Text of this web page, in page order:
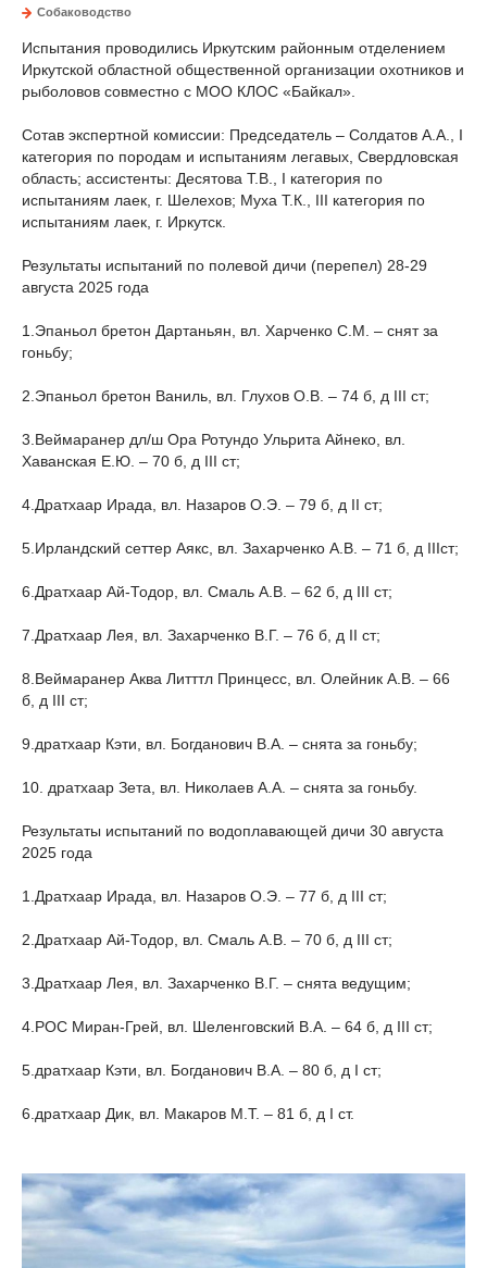
Собаководство
Испытания проводились Иркутским районным отделением
Иркутской областной общественной организации охотников и
рыболовов совместно с МОО КЛОС «Байкал».
Сотав экспертной комиссии: Председатель – Солдатов А.А., I
категория по породам и испытаниям легавых, Свердловская
область; ассистенты: Десятова Т.В., I категория по
испытаниям лаек, г. Шелехов; Муха Т.К., III категория по
испытаниям лаек, г. Иркутск.
Результаты испытаний по полевой дичи (перепел) 28-29
августа 2025 года
1. Эпаньол бретон Дартаньян, вл. Харченко С.М. – снят за
гоньбу;
2. Эпаньол бретон Ваниль, вл. Глухов О.В. – 74 б, д III cт;
3. Веймаранер дл/ш Ора Ротундо Ульрита Айнеко, вл.
Хаванская Е.Ю. – 70 б, д III cт;
4. Дратхаар Ирада, вл. Назаров О.Э. – 79 б, д II ст;
5. Ирландский сеттер Аякс, вл. Захарченко А.В. – 71 б, д IIIст;
6. Дратхаар Ай-Тодор, вл. Смаль А.В. – 62 б, д III cт;
7. Дратхаар Лея, вл. Захарченко В.Г. – 76 б, д II cт;
8. Веймаранер Аква Литттл Принцесс, вл. Олейник А.В. – 66
б, д III ст;
9. дратхаар Кэти, вл. Богданович В.А. – снята за гоньбу;
10. дратхаар Зета, вл. Николаев А.А. – снята за гоньбу.
Результаты испытаний по водоплавающей дичи 30 августа
2025 года
1. Дратхаар Ирада, вл. Назаров О.Э. – 77 б, д III ст;
2. Дратхаар Ай-Тодор, вл. Смаль А.В. – 70 б, д III cт;
3. Дратхаар Лея, вл. Захарченко В.Г. – снята ведущим;
4. РОС Миран-Грей, вл. Шеленговский В.А. – 64 б, д III ст;
5. дратхаар Кэти, вл. Богданович В.А. – 80 б, д I ст;
6. дратхаар Дик, вл. Макаров М.Т. – 81 б, д I ст.